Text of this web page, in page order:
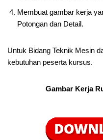
Membuat gambar kerja
Potongan dan Detail.
Untuk Bidang Teknik Mesin
kebutuhan peserta kursus.
Gambar Kerja